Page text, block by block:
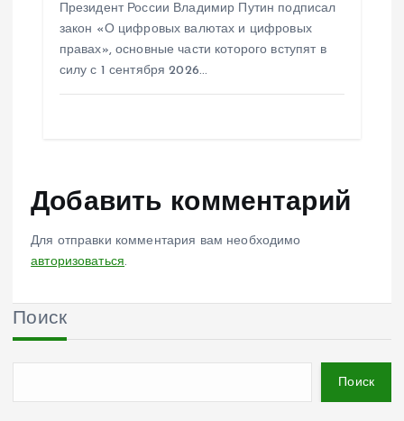
Президент России Владимир Путин подписал
закон «О цифровых валютах и цифровых
правах», основные части которого вступят в
силу с 1 сентября 2026…
Добавить комментарий
Для отправки комментария вам необходимо
авторизоваться.
Поиск
Поиск